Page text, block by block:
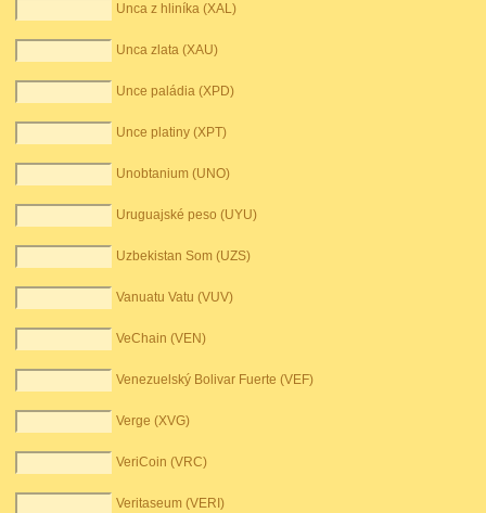
Unca z hliníka (XAL)
Unca zlata (XAU)
Unce paládia (XPD)
Unce platiny (XPT)
Unobtanium (UNO)
Uruguajské peso (UYU)
Uzbekistan Som (UZS)
Vanuatu Vatu (VUV)
VeChain (VEN)
Venezuelský Bolivar Fuerte (VEF)
Verge (XVG)
VeriCoin (VRC)
Veritaseum (VERI)